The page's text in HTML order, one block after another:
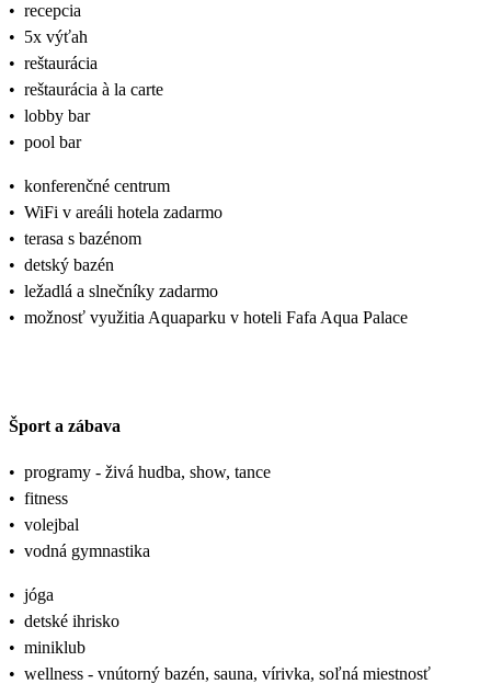
• recepcia
• 5x výťah
• reštaurácia
• reštaurácia à la carte
• lobby bar
• pool bar
• konferenčné centrum
• WiFi v areáli hotela zadarmo
• terasa s bazénom
• detský bazén
• ležadlá a slnečníky zadarmo
• možnosť využitia Aquaparku v hoteli Fafa Aqua Palace
Šport a zábava
• programy - živá hudba, show, tance
• fitness
• volejbal
• vodná gymnastika
• jóga
• detské ihrisko
• miniklub
• wellness - vnútorný bazén, sauna, vírivka, soľná miestnosť